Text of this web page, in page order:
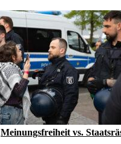
Meinungsfreiheit vs.